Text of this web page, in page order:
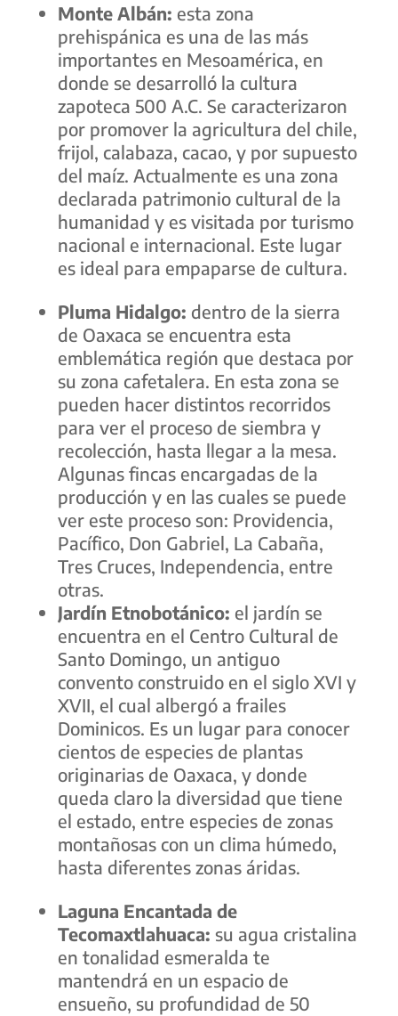
Monte Albán: esta zona
prehispánica es una de las más
importantes en Mesoamérica, en
donde se desarrolló la cultura
zapoteca 500 A.C. Se caracterizaron
por promover la agricultura del chile,
frijol, calabaza, cacao, y por supuesto
del maíz. Actualmente es una zona
declarada patrimonio cultural de la
humanidad y es visitada por turismo
nacional e internacional. Este lugar
es ideal para empaparse de cultura.
Pluma Hidalgo: dentro de la sierra
de Oaxaca se encuentra esta
emblemática región que destaca por
su zona cafetalera. En esta zona se
pueden hacer distintos recorridos
para ver el proceso de siembra y
recolección, hasta llegar a la mesa.
Algunas fincas encargadas de la
producción y en las cuales se puede
ver este proceso son: Providencia,
Pacífico, Don Gabriel, La Cabaña,
Tres Cruces, Independencia, entre
otras.
Jardín Etnobotánico: el jardín se
encuentra en el Centro Cultural de
Santo Domingo, un antiguo
convento construido en el siglo XVI y
XVII, el cual albergó a frailes
Dominicos. Es un lugar para conocer
cientos de especies de plantas
originarias de Oaxaca, y donde
queda claro la diversidad que tiene
el estado, entre especies de zonas
montañosas con un clima húmedo,
hasta diferentes zonas áridas.
Laguna Encantada de
Tecomaxtlahuaca: su agua cristalina
en tonalidad esmeralda te
mantendrá en un espacio de
ensueño, su profundidad de 50